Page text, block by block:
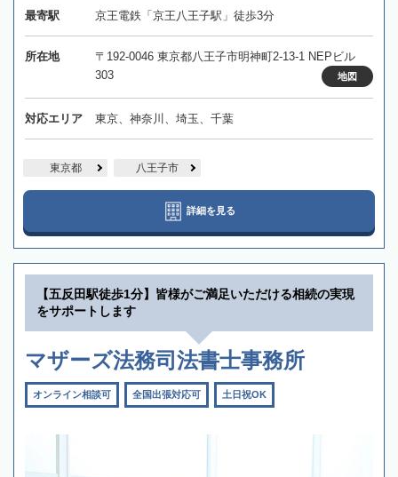
最寄駅 京王電鉄「京王八王子駅」徒歩3分
所在地
〒192-0046 東京都八王子市明神町2-13-1 NEPビル
303
地図
対応エリア 東京、神奈川、埼玉、千葉
東京都 八王子市
詳細を見る
【五反田駅徒歩1分】皆様がご満足いただける相続の実現
をサポートします
マザーズ法務司法書士事務所
オンライン相談可 全国出張対応可 土日祝OK